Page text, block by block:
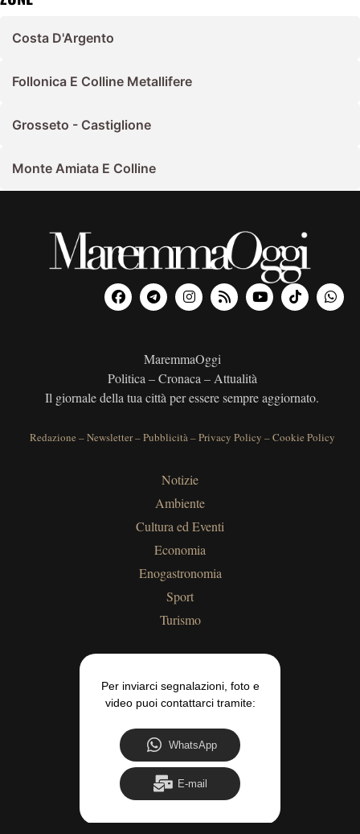
Costa D'Argento
Follonica E Colline Metallifere
Grosseto - Castiglione
Monte Amiata E Colline
MaremmaOggi
Politica – Cronaca – Attualità
Il giornale della tua città per essere sempre aggiornato.
Redazione –Newsletter–Pubblicità–Privacy Policy –Cookie Policy
Notizie
Ambiente
Cultura ed Eventi
Economia
Enogastronomia
Sport
Turismo
Per inviarci segnalazioni, foto e
video puoi contattarci tramite:
WhatsApp
E-mail